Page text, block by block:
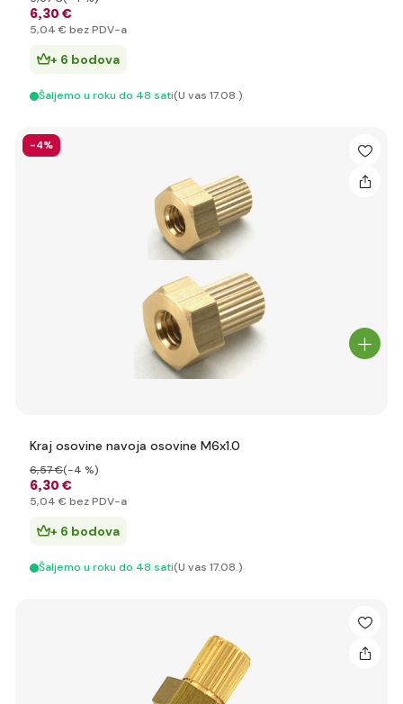
6,30 €
5,04 € bez PDV-a
+ 6 bodova
Šaljemo u roku do 48 sati(U vas 17.08.)
-4%
Kraj osovine navoja osovine M6x1.0
6,30 €
6,57 €(-4 %)
5,04 € bez PDV-a
+ 6 bodova
Šaljemo u roku do 48 sati(U vas 17.08.)